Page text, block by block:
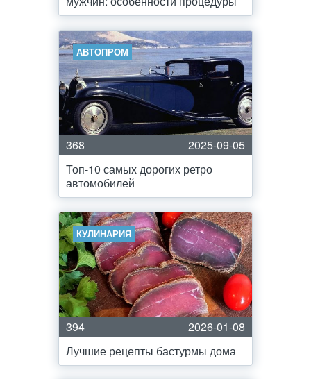
АВТОПРОМ
368
2025-09-05
Топ-10 самых дорогих ретро
автомобилей
КУЛИНАРИЯ
394
2026-01-08
Лучшие рецепты бастурмы дома